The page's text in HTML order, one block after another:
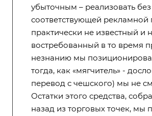
убыточным – реализовать без
соответствующей
практически не известный и
востребованный в то время
незнанию мы
тогда, как «мягчитель» -
перевод с чешского) мы не
Остатки этого средства,
назад из торговых точек, мы